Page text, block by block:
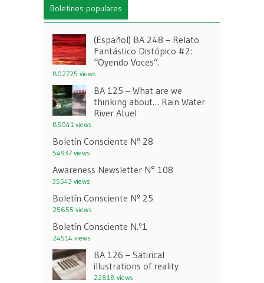
Boletines populares
(Español) BA 248 – Relato
Fantástico Distópico #2:
“Oyendo Voces”.
802725 views
BA 125 – What are we
thinking about… Rain Water
River Atuel
85041 views
Boletín Consciente Nº 28
54937 views
Awareness Newsletter N° 108
35543 views
Boletín Consciente Nº 25
25655 views
Boletín Consciente N.º1
24514 views
BA 126 – Satirical
illustrations of reality
22818 views